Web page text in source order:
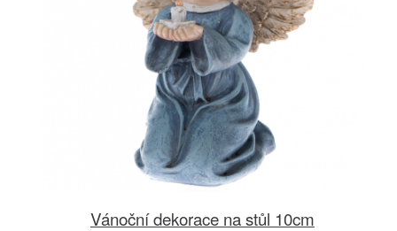
Vánoční dekorace na stůl 10cm